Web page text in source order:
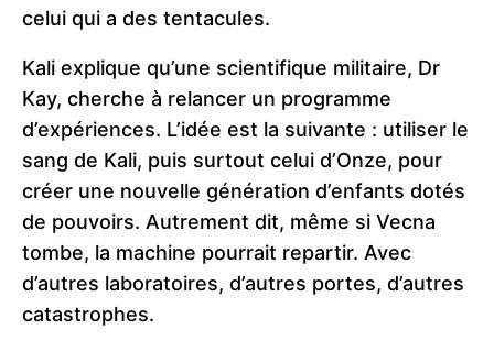
celui qui a des tentacules.
Kali explique qu’une scientifique militaire, Dr
Kay, cherche à relancer un programme
d’expériences. L’idée est la suivante : utiliser le
sang de Kali, puis surtout celui d’Onze, pour
créer une nouvelle génération d’enfants dotés
de pouvoirs. Autrement dit, même si Vecna
tombe, la machine pourrait repartir. Avec
d’autres laboratoires, d’autres portes, d’autres
catastrophes.